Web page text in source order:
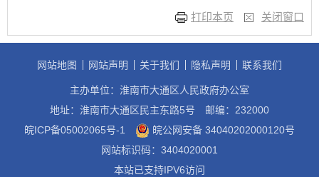
打印本页 关闭窗口
网站地图 网站声明 关于我们 隐私声明 联系我们
主办单位：淮南市大通区人民政府办公室
地址：淮南市大通区民主东路5号
邮编：232000
皖ICP备05002065号-1
皖公网安备 34040202000120号
网站标识码：3404020001
本站已支持IPV6访问